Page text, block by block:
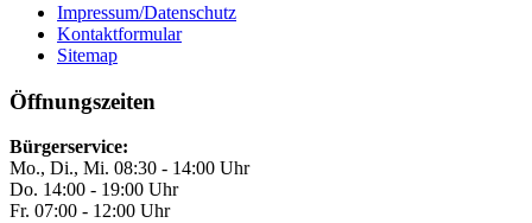
Impressum/Datenschutz
Kontaktformular
Sitemap
Öffnungszeiten
Bürgerservice:
Mo., Di., Mi. 08:30 - 14:00 Uhr
Do. 14:00 - 19:00 Uhr
Fr. 07:00 - 12:00 Uhr